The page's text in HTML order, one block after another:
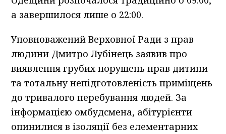
а завершилося лише о 22:00.
Уповноважений Верховної Ради з прав
людини Дмитро Лубінець заявив про
виявлення грубих порушень прав дитини
та тотальну непідготовленість приміщень
до тривалого перебування людей. За
інформацією омбудсмена, абітурієнти
опинилися в ізоляції без елементарних